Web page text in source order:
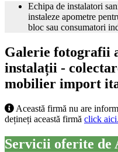
Echipa de instalatori
instaleze apometre
bloc sau consumatori
Galerie fotografii
instalații -
mobilier import
Această firmă nu are
dețineți această firmă click aici.
Servicii oferite de